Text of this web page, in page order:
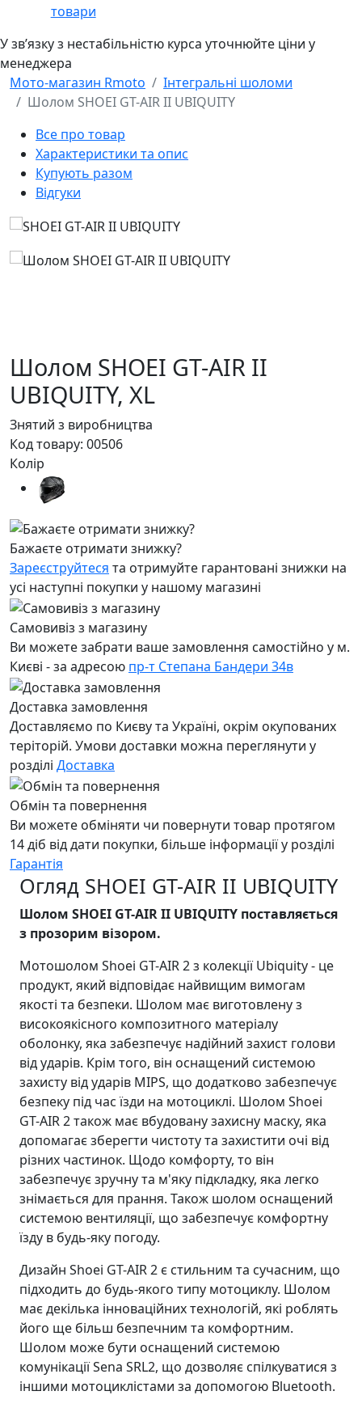
товари
У звʼязку з нестабільністю курса уточнюйте ціни у
менеджера
Мото-магазин Rmoto
Інтегральні шоломи
Шолом SHOEI GT-AIR II UBIQUITY
Все про товар
Характеристики та опис
Купують разом
Відгуки
Шолом SHOEI GT-AIR II
UBIQUITY, XL
Знятий з виробництва
Код товару: 00506
Колір
Бажаєте отримати знижку?
Зареєструйтеся та отримуйте гарантовані знижки на
усі наступні покупки у нашому магазині
Самовивіз з магазину
Ви можете забрати ваше замовлення самостійно у м.
Києві - за адресою пр-т Степана Бандери 34в
Доставка замовлення
Доставляємо по Києву та Україні, окрім окупованих
теріторій. Умови доставки можна переглянути у
розділі Доставка
Обмін та повернення
Ви можете обміняти чи повернути товар протягом
14 діб від дати покупки, більше інформації у розділі
Гарантія
Огляд SHOEI GT-AIR II UBIQUITY
Шолом SHOEI GT-AIR II UBIQUITY поставляється
з прозорим візором.
Мотошолом Shoei GT-AIR 2 з колекції Ubiquity - це
продукт, який відповідає найвищим вимогам
якості та безпеки. Шолом має виготовлену з
високоякісного композитного матеріалу
оболонку, яка забезпечує надійний захист голови
від ударів. Крім того, він оснащений системою
захисту від ударів MIPS, що додатково забезпечує
безпеку під час їзди на мотоциклі. Шолом Shoei
GT-AIR 2 також має вбудовану захисну маску, яка
допомагає зберегти чистоту та захистити очі від
різних частинок. Щодо комфорту, то він
забезпечує зручну та м'яку підкладку, яка легко
знімається для прання. Також шолом оснащений
системою вентиляції, що забезпечує комфортну
їзду в будь-яку погоду.
Дизайн Shoei GT-AIR 2 є стильним та сучасним, що
підходить до будь-якого типу мотоциклу. Шолом
має декілька інноваційних технологій, які роблять
його ще більш безпечним та комфортним.
Шолом може бути оснащений системою
комунікації Sena SRL2, що дозволяє спілкуватися з
іншими мотоциклістами за допомогою Bluetooth.